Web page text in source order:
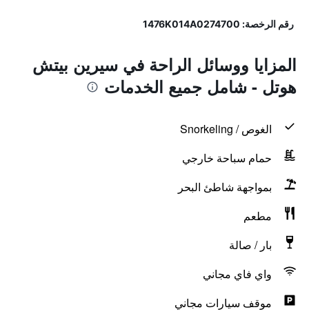
رقم الرخصة: 1476K014A0274700
المزايا ووسائل الراحة في سيرين بيتش
هوتل - شامل جميع الخدمات
الغوص / Snorkeling
حمام سباحة خارجي
بمواجهة شاطئ البحر
مطعم
بار / صالة
واي فاي مجاني
موقف سيارات مجاني